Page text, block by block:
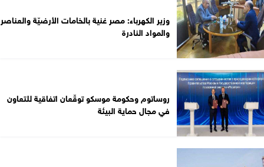
وزير الكهرباء: مصر غنية بالخامات الأرضيّة والعناصر
والمواد النادرة
روساتوم وحكومة موسكو توقّعان اتفاقية للتعاون
في مجال حماية البيئة